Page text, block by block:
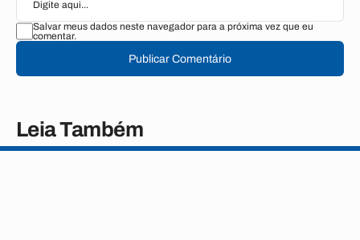
Salvar meus dados neste navegador para a próxima vez que eu
comentar.
Publicar Comentário
Leia Também